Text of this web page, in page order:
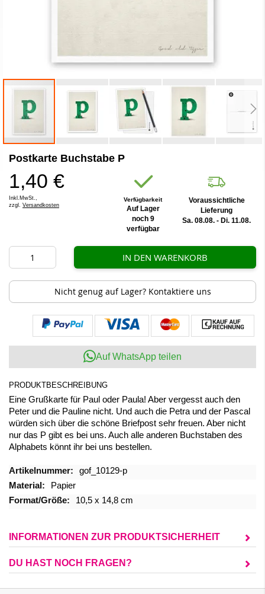
Anfang
Bildergalerie
springen
Postkarte Buchstabe P
1,40 €
Inkl.MwSt.,
zzgl. Versandkosten
Verfügbarkeit
Auf Lager
noch 9
verfügbar
Voraussichtliche
Lieferung
Sa. 08.08. - Di. 11.08.
IN DEN WARENKORB
Nicht genug auf Lager? Kontaktiere uns
Auf WhatsApp teilen
PRODUKTBESCHREIBUNG
Eine Grußkarte für Paul oder Paula! Aber vergesst auch den
Peter und die Pauline nicht. Und auch die Petra und der Pascal
würden sich über die schöne Briefpost sehr freuen. Aber nicht
nur das P gibt es bei uns. Auch alle anderen Buchstaben des
Alphabets könnt ihr bei uns bestellen.
Mehr
Informationen
gof_10129-p
Papier
10,5 x 14,8 cm
INFORMATIONEN ZUR PRODUKTSICHERHEIT
DU HAST NOCH FRAGEN?